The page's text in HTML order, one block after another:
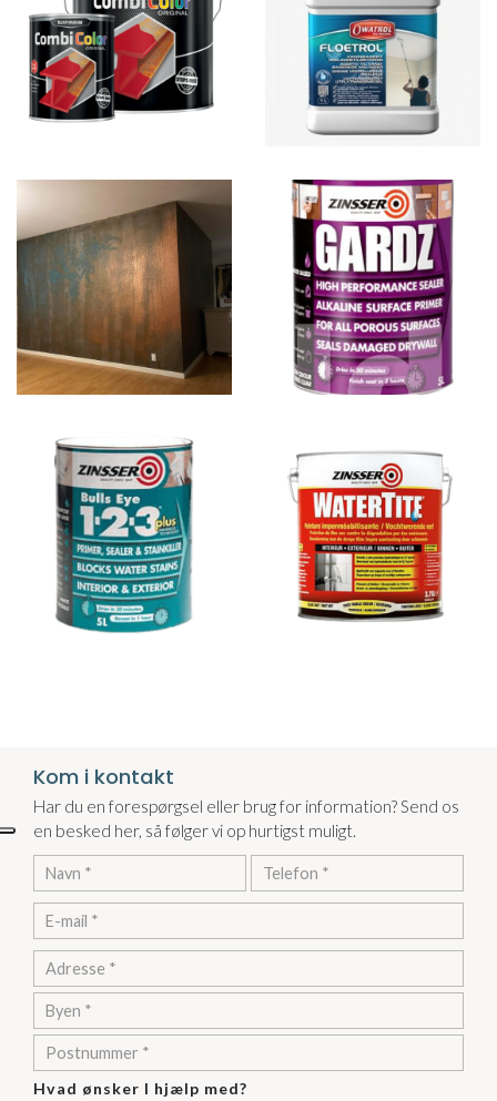
Kom i kontakt
Har du en forespørgsel eller brug for information? Send os
en besked her, så følger vi op hurtigst muligt.
Adresse
Adresse
City/Town
ZIP/Postal
Code
Hvad ønsker I hjælp med?